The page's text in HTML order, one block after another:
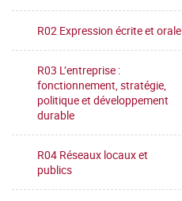
R02 Expression écrite et orale
R03 L’entreprise :
fonctionnement, stratégie,
politique et développement
durable
R04 Réseaux locaux et
publics